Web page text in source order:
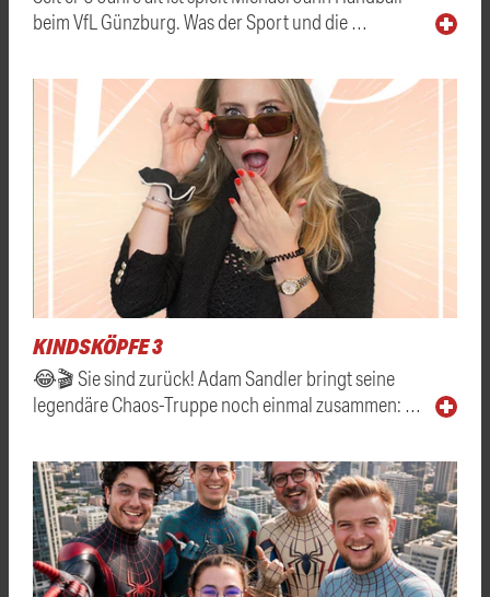
beim VfL Günzburg. Was der Sport und die …
KINDSKÖPFE 3
😂🎬 Sie sind zurück! Adam Sandler bringt seine
legendäre Chaos-Truppe noch einmal zusammen: …